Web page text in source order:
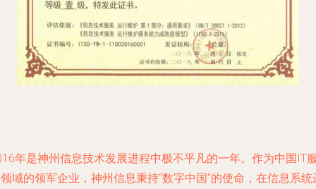
年是神州信息技术发展进程中极不平凡的一年。作为中国IT
域的领军企业，神州信息秉持“数字中国”的使命，在信息系统